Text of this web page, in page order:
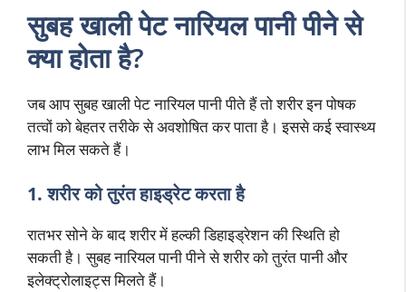
सुबह खाली पेट नारियल पानी पीने से
क्या होता है?
जब आप सुबह खाली पेट नारियल पानी पीते हैं तो शरीर इन पोषक
तत्वों को बेहतर तरीके से अवशोषित कर पाता है। इससे कई स्वास्थ्य
लाभ मिल सकते हैं।
1. शरीर को तुरंत हाइड्रेट करता है
रातभर सोने के बाद शरीर में हल्की डिहाइड्रेशन की स्थिति हो
सकती है। सुबह नारियल पानी पीने से शरीर को तुरंत पानी और
इलेक्ट्रोलाइट्स मिलते हैं।